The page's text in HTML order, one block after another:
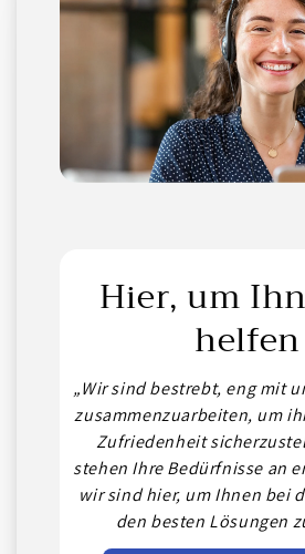
Hier, um
helfen
„Wir sind bestrebt, eng mit
zusammenzuarbeiten, um
Zufriedenheit
stehen Ihre Bedürfnisse an
wir sind hier, um Ihnen bei
den besten Lösungen